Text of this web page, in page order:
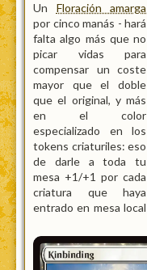
Un Floración amarga
por cinco manás - hará
falta algo más que no
picar vidas para
compensar un coste
mayor que el doble
que el original, y más
en el color
especializado en los
tokens criaturiles: eso
de darle a toda tu
mesa +1/+1 por cada
criatura que haya
entrado en mesa local